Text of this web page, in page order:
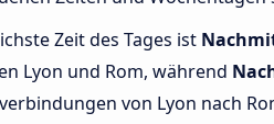
Zeit des Tages ist
Lyon und Rom, während
von Lyon nach